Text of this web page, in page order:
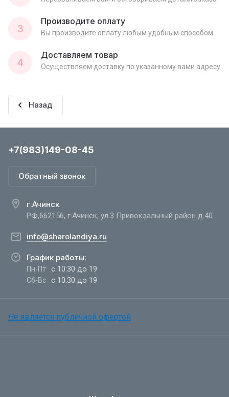
3
Производите оплату
Вы производите оплату любым удобным способом
4
Доставляем товар
Осуществляем доставку по указанному вами адресу
Назад
+7(983)149-08-45
Обратный звонок
г.Ачинск
РФ,662156, г.Ачинск, ул.3 Привокзальный район д.40
info@sharolandiya.ru
График работы:
Пн-Пт с 10:30 до 19
Сб-Вс с 10:30 до 19
Не является публичной офертой